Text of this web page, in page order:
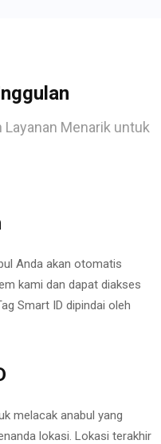
Menarik untuk
Anda akan otomatis
kami dan dapat diakses
Smart ID dipindai oleh
melacak anabul yang
lokasi. Lokasi terakhir